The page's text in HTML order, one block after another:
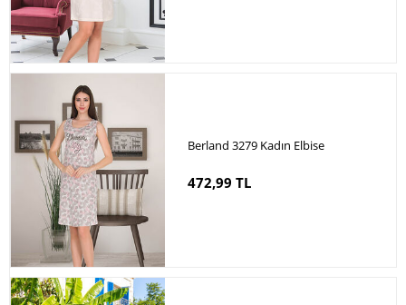
Berland 3279 Kadın Elbise
472,99 TL